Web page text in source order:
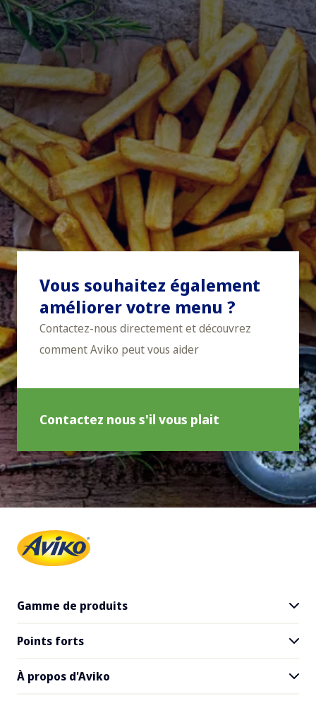
Vous souhaitez également
améliorer votre menu ?
Contactez-nous directement et découvrez
comment Aviko peut vous aider
Contactez nous s'il vous plait
Gamme de produits
Tous les produits
SuperCrunch
Points forts
Inspiration pour les restaurants
À propos d'Aviko